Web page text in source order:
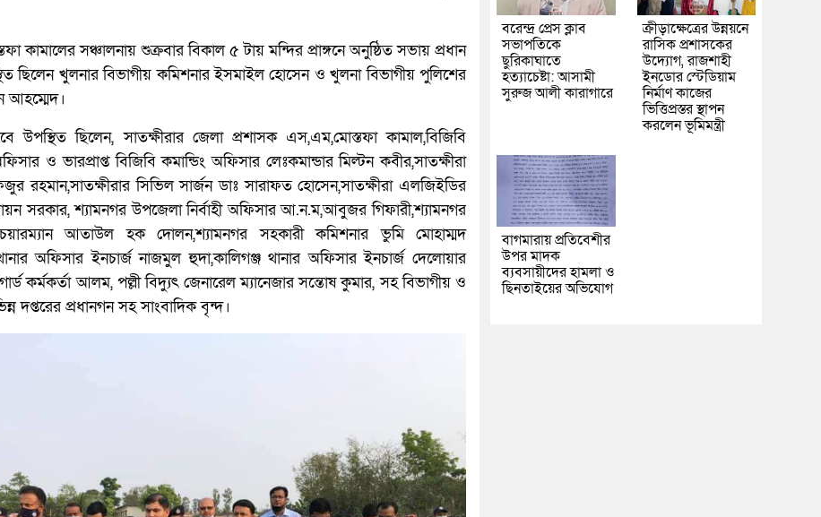
কামালের সঞ্চালনায় শুক্রবার বিকাল ৫ টায় মন্দির প্রাঙ্গনে অনুষ্ঠিত সভায় প্রধান
ছিলেন খুলনার বিভাগীয় কমিশনার ইসমাইল হোসেন ও খুলনা বিভাগীয় পুলিশের
আহম্মেদ।
উপস্থিত ছিলেন, সাতক্ষীরার জেলা প্রশাসক এস,এম,মোস্তফা কামাল,বিজিবি
ও ভারপ্রাপ্ত বিজিবি কমান্ডিং অফিসার লেঃকমান্ডার মিল্টন কবীর,সাতক্ষীরা
রহমান,সাতক্ষীরার সিভিল সার্জন ডাঃ সারাফত হোসেন,সাতক্ষীরা এলজিইডির
সরকার, শ্যামনগর উপজেলা নির্বাহী অফিসার আ.ন.ম,আবুজর গিফারী,শ্যামনগর
আতাউল হক দোলন,শ্যামনগর সহকারী কমিশনার ভুমি মোহাম্মদ
অফিসার ইনচার্জ নাজমুল হুদা,কালিগঞ্জ থানার অফিসার ইনচার্জ দেলোয়ার
কর্মকর্তা আলম, পল্লী বিদ্যুৎ জেনারেল ম্যানেজার সন্তোষ কুমার, সহ বিভাগীয় ও
দপ্তরের প্রধানগন সহ সাংবাদিক বৃন্দ।
বরেন্দ্র প্রেস ক্লাব
সভাপতিকে
ছুরিকাঘাতে
হত্যাচেষ্টা: আসামী
সুরুজ আলী কারাগারে
ক্রীড়াক্ষেত্রের উন্নয়নে
রাসিক প্রশাসকের
উদ্যোগ, রাজশাহী
ইনডোর স্টেডিয়াম
নির্মাণ কাজের
ভিত্তিপ্রস্তর স্থাপন
করলেন ভূমিমন্ত্রী
বাগমারায় প্রতিবেশীর
উপর মাদক
ব্যবসায়ীদের হামলা ও
ছিনতাইয়ের অভিযোগ